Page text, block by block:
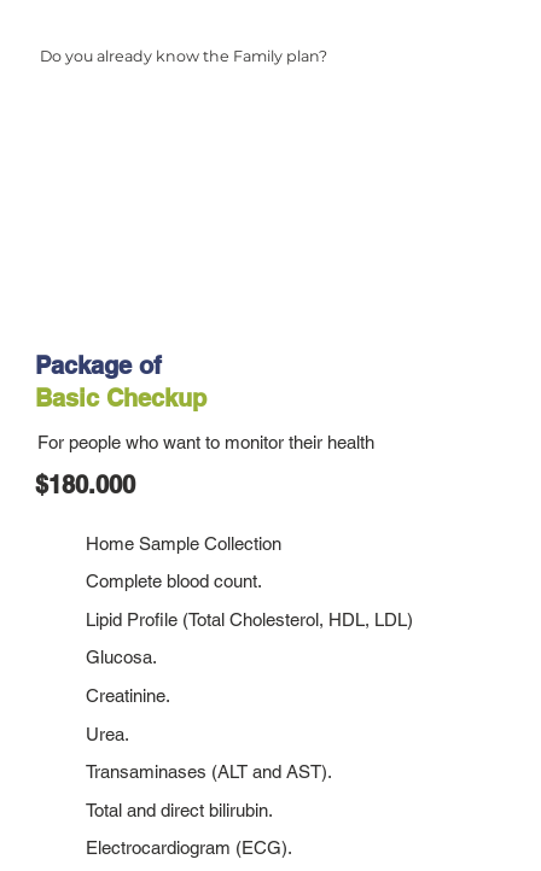
Do you already know the Family plan?
Package of
Basic Checkup
For people who want to monitor their health
$180.000
Home Sample Collection
Complete blood count.
Lipid Profile (Total Cholesterol, HDL, LDL)
Glucosa.
Creatinine.
Urea.
Transaminases (ALT and AST).
Total and direct bilirubin.
Electrocardiogram (ECG).